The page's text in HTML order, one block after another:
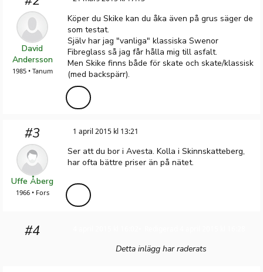
David
Andersson
1985 • Tanum
Köper du Skike kan du åka även på grus säger de
som testat.
Själv har jag "vanliga" klassiska Swenor
Fibreglass så jag får hålla mig till asfalt.
Men Skike finns både för skate och skate/klassisk
(med backspärr).
#3
Uffe Åberg
1966 • Fors
1 april 2015 kl 13:21
Ser att du bor i Avesta. Kolla i Skinnskatteberg,
har ofta bättre priser än på nätet.
#4
Detta inlägg har raderats